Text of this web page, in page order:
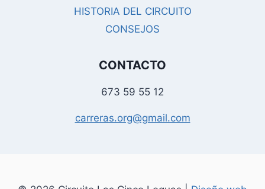
HISTORIA DEL CIRCUITO
CONSEJOS
CONTACTO
673 59 55 12
carreras.org@gmail.com